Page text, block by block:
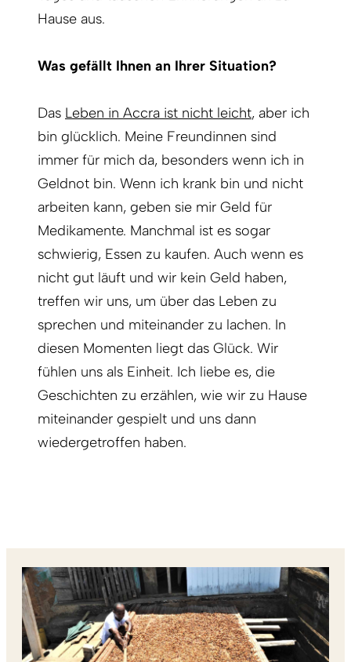
Hause aus.
Was gefällt Ihnen an Ihrer Situation?
Das Leben in Accra ist nicht leicht, aber ich
bin glücklich. Meine Freundinnen sind
immer für mich da, besonders wenn ich in
Geldnot bin. Wenn ich krank bin und nicht
arbeiten kann, geben sie mir Geld für
Medikamente. Manchmal ist es sogar
schwierig, Essen zu kaufen. Auch wenn es
nicht gut läuft und wir kein Geld haben,
treffen wir uns, um über das Leben zu
sprechen und miteinander zu lachen. In
diesen Momenten liegt das Glück. Wir
fühlen uns als Einheit. Ich liebe es, die
Geschichten zu erzählen, wie wir zu Hause
miteinander gespielt und uns dann
wiedergetroffen haben.